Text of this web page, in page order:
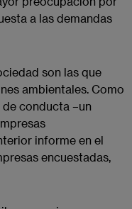
a las demandas
son las que
ambientales. Como
conducta –un
informe en el
encuestadas,